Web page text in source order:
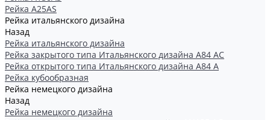
Рейка А25АS
Рейка итальянского дизайна
Назад
Рейка итальянского дизайна
Рейка закрытого типа Итальянского дизайна А84 АС
Рейка открытого типа Итальянского дизайна А84 А
Рейка кубообразная
Рейка немецкого дизайна
Назад
Рейка немецкого дизайна